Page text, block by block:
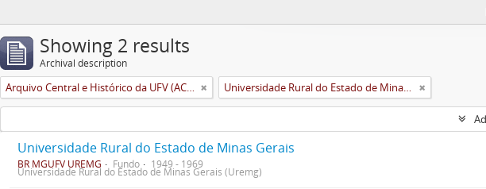
Showing 2 results
Archival description
Arquivo Central e Histórico da UFV (ACH-UFV) Universidade Rural do Estado de Minas Gerais (Uremg)
Universidade Rural do Estado de Minas Gerais
BR MGUFV UREMG Fundo 1949 - 1969
Universidade Rural do Estado de Minas Gerais (Uremg)